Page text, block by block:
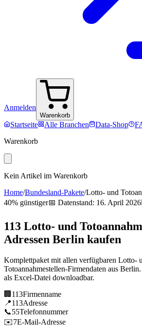
Anmelden
Warenkorb
Startseite Alle Branchen Data-Shop
Warenkorb
Kein Artikel im Warenkorb
Home/Bundesland-Pakete/Lotto- und
40% günstiger📅 Datenstand: 16. April 2026
113 Lotto- und
Adressen Berlin kaufen
Komplettpaket mit allen verfügbaren Lotto-
Totoannahmestellen-Firmendaten aus Berlin
als Excel-Datei downloadbar.
🏢 113Firmenname
📍113Adresse
📞55Telefonnummer
✉️7E-Mail-Adresse